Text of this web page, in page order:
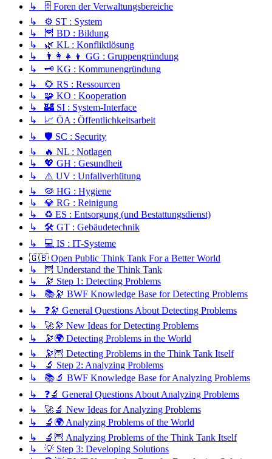
↳ 🗄️ Foren der Verwaltungsbereiche
↳ ⚙️ ST : System
↳ 🦉 BD : Bildung
↳ 🌿 KL : Konfliktlösung
↳ 👨‍👩‍👧‍👦 GG : Gruppengründung
↳ 🗝️ KG : Kommunengründung
↳ 🌻 RS : Ressourcen
↳ 🧩 KO : Kooperation
↳ 🏰 SI : System-Interface
↳ 📈 ÖA : Öffentlichkeitsarbeit
↳ 🛡️ SC : Security
↳ 🔥 NL : Notlagen
↳ 💖 GH : Gesundheit
↳ ⚠️ UV : Unfallverhütung
↳ 🦠 HG : Hygiene
↳ 💎 RG : Reinigung
↳ ♻️ ES : Entsorgung (und Bestattungsdienst)
↳ 🛠️ GT : Gebäudetechnik
↳ 💻 IS : IT-Systeme
🇬🇧 Open Public Think Tank For a Better World
↳ 🦉 Understand the Think Tank
↳ 🔭 Step 1: Detecting Problems
↳ 📚🔭 BWF Knowledge Base for Detecting Problems
↳ ❓🔭 General Questions About Detecting Problems
↳ 🚀🔭 New Ideas for Detecting Problems
↳ 🔭🌍 Detecting Problems in the World
↳ 🔭🦉 Detecting Problems in the Think Tank Itself
↳ 🔬 Step 2: Analyzing Problems
↳ 📚🔬 BWF Knowledge Base for Analyzing Problems
↳ ❓🔬 General Questions About Analyzing Problems
↳ 🚀🔬 New Ideas for Analyzing Problems
↳ 🔬🌍 Analyzing Problems of the World
↳ 🔬🦉 Analyzing Problems of the Think Tank Itself
↳ 💡 Step 3: Developing Solutions